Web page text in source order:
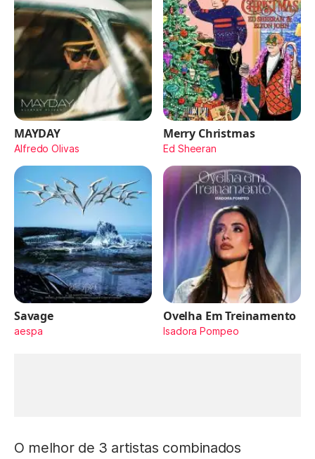
MAYDAY
Alfredo Olivas
Merry Christmas
Ed Sheeran
Savage
aespa
Ovelha Em Treinamento
Isadora Pompeo
O melhor de 3 artistas combinados